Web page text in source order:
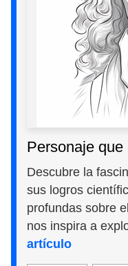
Personaje
Descubre la
sus logros
profundas sobre
nos inspira a
artículo